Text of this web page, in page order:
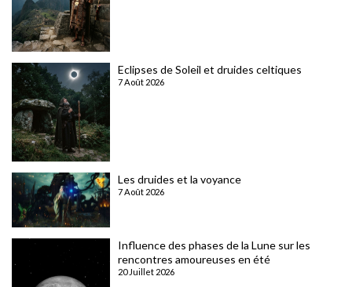
Eclipses de Soleil et druides celtiques
7 Août 2026
Les druides et la voyance
7 Août 2026
Influence des phases de la Lune sur les
rencontres amoureuses en été
20 Juillet 2026